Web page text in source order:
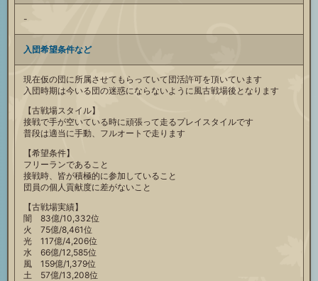
-
入団希望条件など
現在仮の団に所属させてもらっていて団活許可を頂いています
入団時期は今いる団の迷惑にならないように風古戦場後となります
【古戦場スタイル】
接戦で手が空いている時に頑張って走るプレイスタイルです
普段は適当に手動、フルオートで走ります
【希望条件】
フリーランであること
接戦時、皆が積極的に参加していること
団員の個人貢献度に差がないこと
【古戦場実績】
闇 83億/10,332位
火 75億/8,461位
光 117億/4,206位
水 66億/12,585位
風 159億/1,379位
土 57億/13,208位